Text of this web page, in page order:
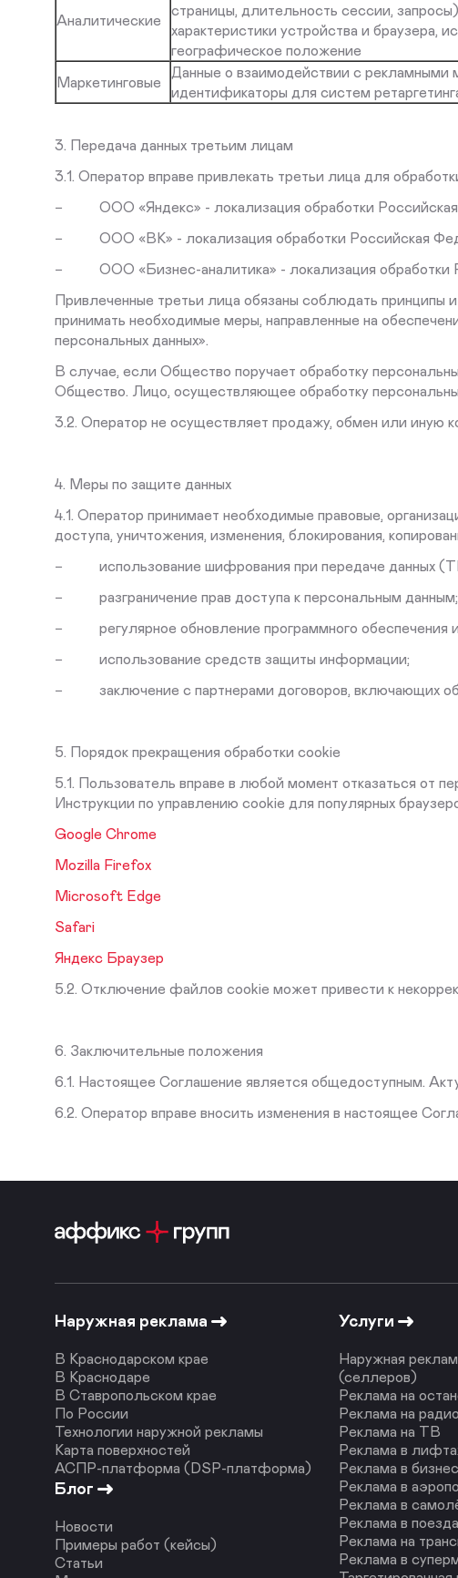
Аналитические
страницы, длительность сессии,
характеристики устройства и браузера,
географическое положение
Маркетинговые
Данные о взаимодействии с рекламными
идентификаторы для систем
3. Передача данных третьим лицам
3.1. Оператор вправе привлекать третьи лица для
− ООО «Яндекс» - локализация обработки Российская
− ООО «ВК» - локализация обработки Российская
− ООО «Бизнес-аналитика» - локализация обработки
Привлеченные третьи лица обязаны соблюдать принципы
принимать необходимые меры, направленные на
персональных данных».
В случае, если Общество поручает обработку
Общество. Лицо, осуществляющее обработку
3.2. Оператор не осуществляет продажу, обмен или иную
4. Меры по защите данных
4.1. Оператор принимает необходимые правовые,
доступа, уничтожения, изменения, блокирования,
− использование шифрования при передаче данных
− разграничение прав доступа к персональным данным;
− регулярное обновление программного обеспечения и
− использование средств защиты информации;
− заключение с партнерами договоров, включающих
5. Порядок прекращения обработки cookie
5.1. Пользователь вправе в любой момент отказаться от
Инструкции по управлению cookie для популярных
Google Chrome
Mozilla Firefox
Microsoft Edge
Safari
Яндекс Браузер
5.2. Отключение файлов cookie может привести к
6. Заключительные положения
6.1. Настоящее Соглашение является общедоступным.
6.2. Оператор вправе вносить изменения в настоящее
Наружная реклама
В Краснодарском крае
В Краснодаре
В Ставропольском крае
По России
Технологии наружной рекламы
Карта поверхностей
АСПР-платформа (DSP-платформа)
Блог
Новости
Примеры работ (кейсы)
Статьи
Услуги
Наружная
(селлеров)
Реклама на
Реклама на радио
Реклама на ТВ
Реклама в
Реклама в
Реклама в
Реклама в
Реклама в
Реклама на
Реклама в